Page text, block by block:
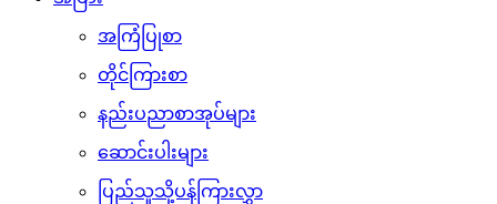
အကြံပြုစာ
တိုင်ကြားစာ
နည်းပညာစာအုပ်များ
ဆောင်းပါးများ
ပြည်သူသို့ပန်ကြားလွှာ